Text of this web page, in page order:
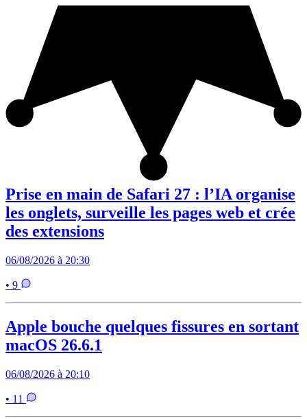
Prise en main de Safari 27 : l’IA organise
les onglets, surveille les pages web et crée
des extensions
06/08/2026 à 20:30
• 9
Apple bouche quelques fissures en sortant
macOS 26.6.1
06/08/2026 à 20:10
• 11